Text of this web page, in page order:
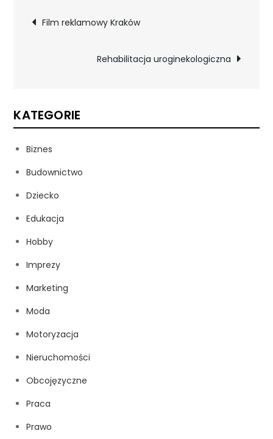
Nawigacja
wpisu
Film reklamowy Kraków
Rehabilitacja uroginekologiczna
KATEGORIE
Biznes
Budownictwo
Dziecko
Edukacja
Hobby
Imprezy
Marketing
Moda
Motoryzacja
Nieruchomości
Obcojęzyczne
Praca
Prawo